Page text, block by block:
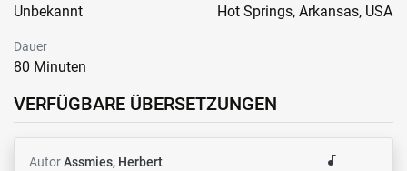
Unbekannt Hot Springs, Arkansas, USA
Dauer
80 Minuten
VERFÜGBARE ÜBERSETZUNGEN
AutorAssmies, Herbert
audiotrack